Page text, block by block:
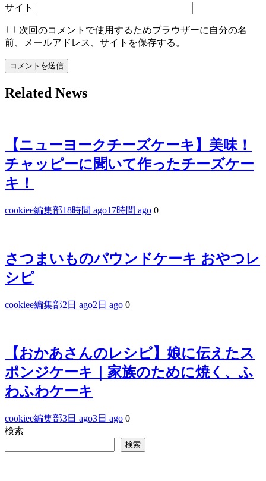
サイト
次回のコメントで使用するためブラウザーに自分の名
前、メールアドレス、サイトを保存する。
Related News
【ニューヨークチーズケーキ】美味！
チャッピーに聞いて作ったチーズケー
キ！
cookiee編集部18時間 ago17時間 ago 0
さつまいものパウンドケーキ おやつレ
シピ
cookiee編集部2日 ago2日 ago 0
【おかあさんのレシピ】娘に伝えたス
ポンジケーキ｜家族のために焼く、ふ
わふわケーキ
cookiee編集部3日 ago3日 ago 0
検索
検索